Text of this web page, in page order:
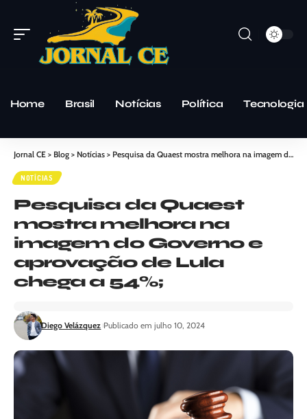
Home Brasil Notícias Política Tecnologia
Jornal CE > Blog > Notícias > Pesquisa da Quaest mostra melhora na imagem do Governo e aprovação de Lula chega a 54%;
NOTÍCIAS
Pesquisa da Quaest
mostra melhora na
imagem do Governo e
aprovação de Lula
chega a 54%;
Diego Velázquez Publicado em julho 10, 2024